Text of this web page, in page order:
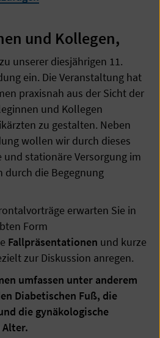
und Kollegen,
unserer diesjährigen 11.
ein. Die Veranstaltung hat
praxisnah aus der Sicht der
und Kollegen
zu gestalten. Neben
wollen wir durch dieses
stationäre Versorgung im
durch die Begegnung
erwarten Sie in
Form
Fallpräsentationen und kurze
zur Diskussion anregen.
umfassen unter anderem
Diabetischen Fuß, die
die gynäkologische